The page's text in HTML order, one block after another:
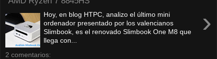
›
Hoy, en blog HTPC, analizo el último mini
ordenador presentado por los valencianos
Slimbook, es el renovado Slimbook One M8 que
llega con...
2 comentarios: